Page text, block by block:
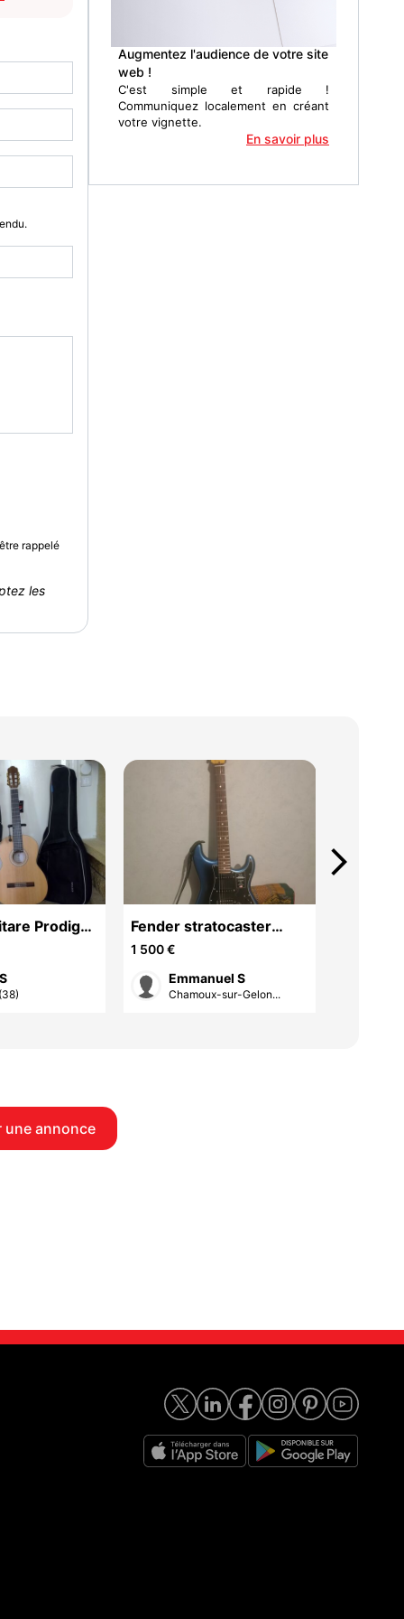
rappelé
les
Augmentez l'audience de votre site
web !
C'est simple et rapide !
Communiquez localement en créant
votre vignette.
En savoir plus
Prodige
Fender stratocaster
darknight american pro 2
1 500 €
Emmanuel S
Chamoux-sur-Gelon...
arrow_forward_ios
une annonce